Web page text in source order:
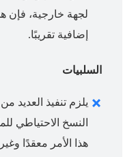
لجهة خارجية، فإن
إضافية تقريبًا.
السلبيات
يلزم تنفيذ العديد
النسخ الاحتياطي
هذا الأمر معقدًا